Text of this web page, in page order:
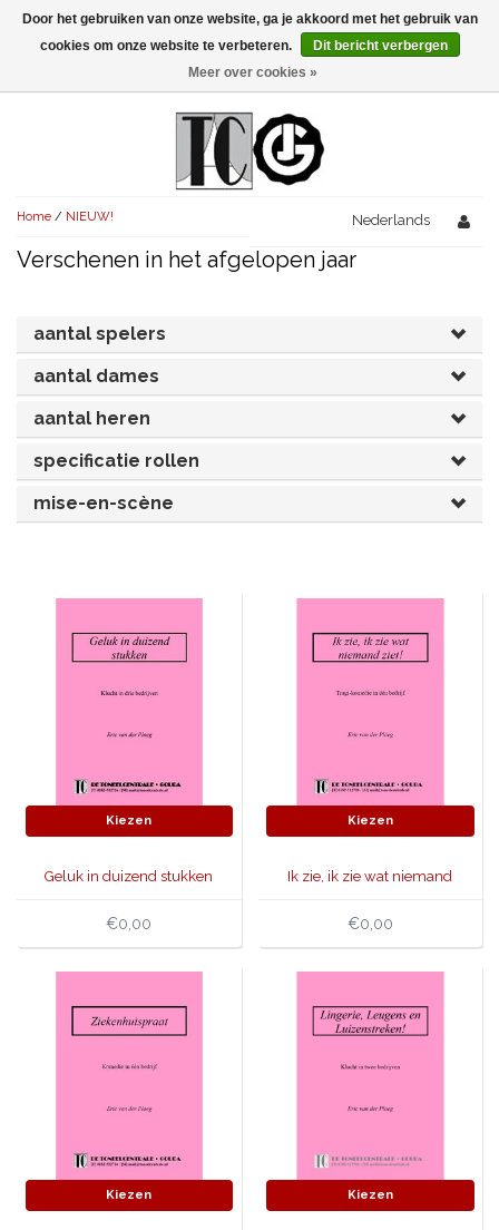
Menu
AVONDVULLEND (+75')
KORT (-30')
UITGELICHT!
AVONDVULLEND (+75')
OVERIG (30'-75')
UITGELICHT!
AVONDVULLEND (+75')
KORT (-30')
OVERIG (30'-75')
UITGELICHT!
KORT (-30')
OVERIG (30'-75')
SPEKTAKELSTUKKEN
JUBILEUMSTUK
KOSTUUMSTUK
MUSICAL
OVERIG
SINTERKLAASTONEEL
KERSTTONEEL
PAASTONEEL
SKETCHES
RECHTEN REGELEN
Home / NIEUW! Nederlands
Verschenen in het afgelopen jaar
aantal spelers
aantal dames
aantal heren
specificatie rollen
mise-en-scène
Kiezen
Geluk in duizend stukken
€0,00
Kiezen
Ik zie, ik zie wat niemand
€0,00
Kiezen Kiezen
Door het gebruiken van onze website, ga je akkoord met het gebruik van
cookies om onze website te verbeteren.
Dit bericht verbergen
Meer over cookies »